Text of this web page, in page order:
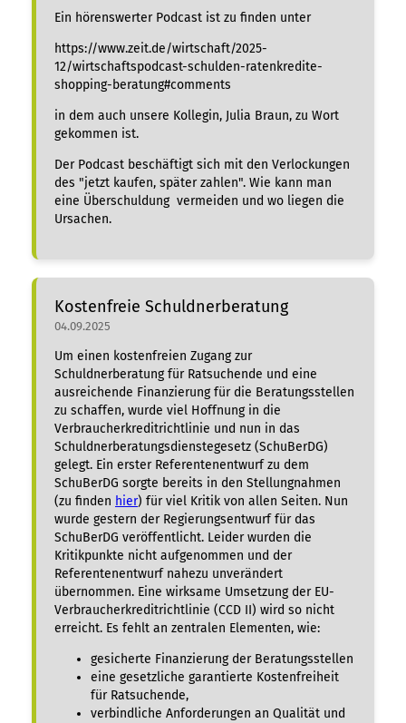
Ein hörenswerter Podcast ist zu finden unter
https://www.zeit.de/wirtschaft/2025-
12/wirtschaftspodcast-schulden-ratenkredite-
shopping-beratung#comments
in dem auch unsere Kollegin, Julia Braun, zu Wort
gekommen ist.
Der Podcast beschäftigt sich mit den Verlockungen
des "jetzt kaufen, später zahlen". Wie kann man
eine Überschuldung vermeiden und wo liegen die
Ursachen.
Kostenfreie Schuldnerberatung
04.09.2025
Um einen kostenfreien Zugang zur
Schuldnerberatung für Ratsuchende und eine
ausreichende Finanzierung für die Beratungsstellen
zu schaffen, wurde viel Hoffnung in die
Verbraucherkreditrichtlinie und nun in das
Schuldnerberatungsdienstegesetz (SchuBerDG)
gelegt. Ein erster Referentenentwurf zu dem
SchuBerDG sorgte bereits in den Stellungnahmen
(zu finden hier) für viel Kritik von allen Seiten. Nun
wurde gestern der Regierungsentwurf für das
SchuBerDG veröffentlicht. Leider wurden die
Kritikpunkte nicht aufgenommen und der
Referentenentwurf nahezu unverändert
übernommen. Eine wirksame Umsetzung der EU-
Verbraucherkreditrichtlinie (CCD II) wird so nicht
erreicht. Es fehlt an zentralen Elementen, wie:
gesicherte Finanzierung der Beratungsstellen
eine gesetzliche garantierte Kostenfreiheit
für Ratsuchende,
verbindliche Anforderungen an Qualität und